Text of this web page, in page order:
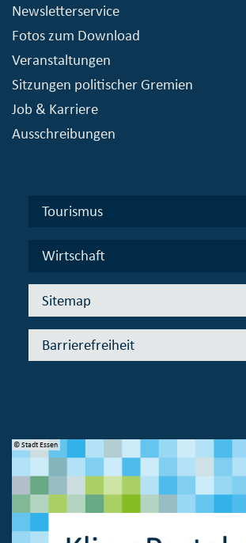
Newsletterservice
Fotos zum Download
Veranstaltungen
Sitzungen politischer Gremien
Job & Karriere
Ausschreibungen
Tourismus
Wirtschaft
Sitemap
Barrierefreiheit
© Stadt Essen